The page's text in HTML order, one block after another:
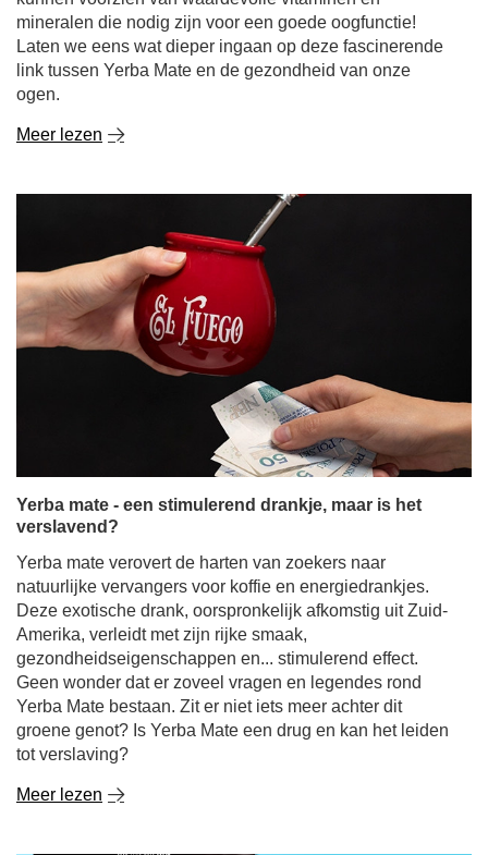
mineralen die nodig zijn voor een goede oogfunctie!
Laten we eens wat dieper ingaan op deze fascinerende
link tussen Yerba Mate en de gezondheid van onze
ogen.
Meer lezen
Yerba mate - een stimulerend drankje, maar is het
verslavend?
Yerba mate verovert de harten van zoekers naar
natuurlijke vervangers voor koffie en energiedrankjes.
Deze exotische drank, oorspronkelijk afkomstig uit Zuid-
Amerika, verleidt met zijn rijke smaak,
gezondheidseigenschappen en... stimulerend effect.
Geen wonder dat er zoveel vragen en legendes rond
Yerba Mate bestaan. Zit er niet iets meer achter dit
groene genot? Is Yerba Mate een drug en kan het leiden
tot verslaving?
Meer lezen